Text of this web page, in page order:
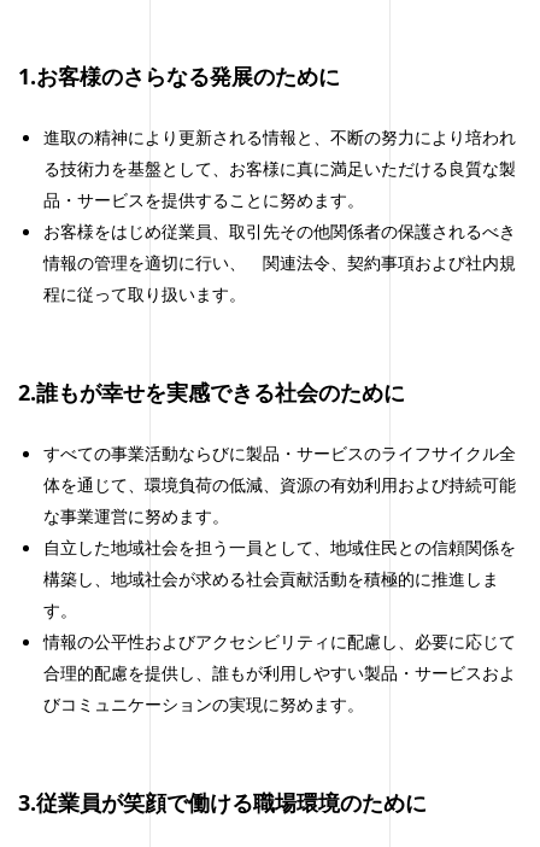
1.お客様のさらなる発展のために
進取の精神により更新される情報と、不断の努力により培われ
る技術力を基盤として、お客様に真に満足いただける良質な製
品・サービスを提供することに努めます。
お客様をはじめ従業員、取引先その他関係者の保護されるべき
情報の管理を適切に行い、 関連法令、契約事項および社内規
程に従って取り扱います。
2.誰もが幸せを実感できる社会のために
すべての事業活動ならびに製品・サービスのライフサイクル全
体を通じて、環境負荷の低減、資源の有効利用および持続可能
な事業運営に努めます。
自立した地域社会を担う一員として、地域住民との信頼関係を
構築し、地域社会が求める社会貢献活動を積極的に推進しま
す。
情報の公平性およびアクセシビリティに配慮し、必要に応じて
合理的配慮を提供し、誰もが利用しやすい製品・サービスおよ
びコミュニケーションの実現に努めます。
3.従業員が笑顔で働ける職場環境のために